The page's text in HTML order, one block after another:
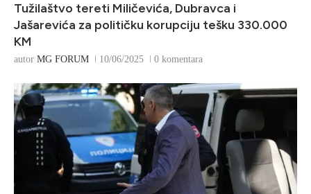
Tužilaštvo tereti Miličevića, Dubravca i
Jašarevića za političku korupciju tešku 330.000
KM
autor MG FORUM 10/06/2025 0 komentara